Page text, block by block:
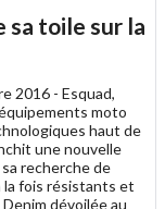
sa toile sur la
2016 - Esquad,
moto
haut de
une nouvelle
recherche de
la fois résistants et
dévoilée au